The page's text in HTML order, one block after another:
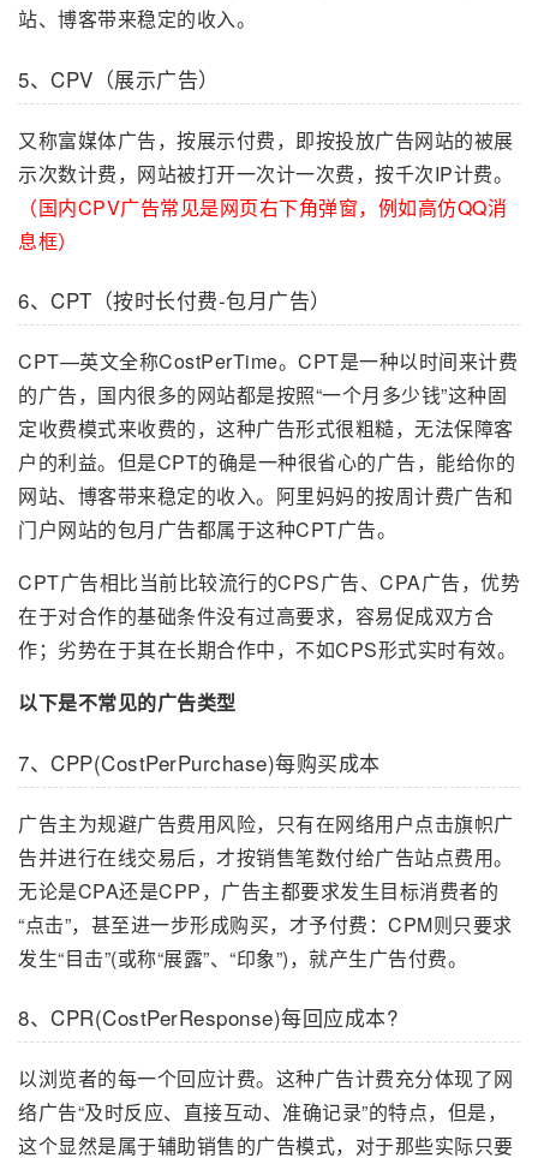
站、博客带来稳定的收入。
5、CPV（展示广告）
又称富媒体广告，按展示付费，即按投放广告网站的被展
示次数计费，网站被打开一次计一次费，按千次IP计费。
（国内CPV广告常见是网页右下角弹窗，例如高仿QQ消
息框）
6、CPT（按时长付费-包月广告）
CPT—英文全称CostPerTime。CPT是一种以时间来计费
的广告，国内很多的网站都是按照“一个月多少钱”这种固
定收费模式来收费的，这种广告形式很粗糙，无法保障客
户的利益。但是CPT的确是一种很省心的广告，能给你的
网站、博客带来稳定的收入。阿里妈妈的按周计费广告和
门户网站的包月广告都属于这种CPT广告。
CPT广告相比当前比较流行的CPS广告、CPA广告，优势
在于对合作的基础条件没有过高要求，容易促成双方合
作；劣势在于其在长期合作中，不如CPS形式实时有效。
以下是不常见的广告类型
7、CPP(CostPerPurchase)每购买成本
广告主为规避广告费用风险，只有在网络用户点击旗帜广
告并进行在线交易后，才按销售笔数付给广告站点费用。
无论是CPA还是CPP，广告主都要求发生目标消费者的
“点击”，甚至进一步形成购买，才予付费：CPM则只要求
发生“目击”(或称“展露”、“印象”)，就产生广告付费。
8、CPR(CostPerResponse)每回应成本?
以浏览者的每一个回应计费。这种广告计费充分体现了网
络广告“及时反应、直接互动、准确记录”的特点，但是，
这个显然是属于辅助销售的广告模式，对于那些实际只要